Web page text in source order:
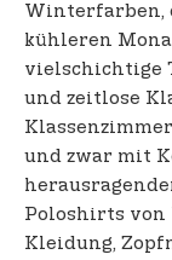
Winterfarben,
kühleren
vielschichtige
und zeitlose
und zwar mit
Poloshirts von
Kleidung,